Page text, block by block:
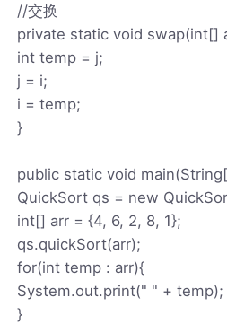
//交换
private static void swap(int[]
int temp = j;
j = i;
i = temp;
}
public static void
QuickSort qs = new
int[] arr = {4, 6, 2, 8, 1};
qs.quickSort(arr);
for(int temp : arr){
System.out.print(" " + temp);
}